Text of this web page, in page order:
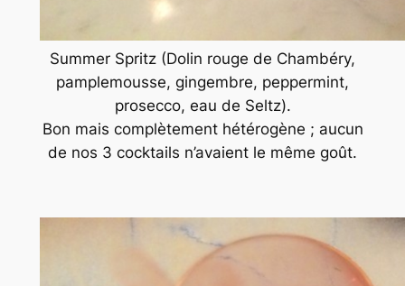
Summer Spritz (Dolin rouge de Chambéry,
pamplemousse, gingembre, peppermint,
prosecco, eau de Seltz).
Bon mais complètement hétérogène ; aucun
de nos 3 cocktails n’avaient le même goût.